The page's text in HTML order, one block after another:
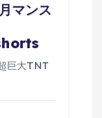
マンス
巨大TNT